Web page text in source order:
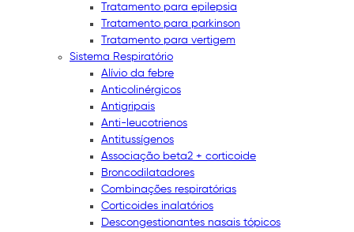
Tratamento para epilepsia
Tratamento para parkinson
Tratamento para vertigem
Sistema Respiratório
Alívio da febre
Anticolinérgicos
Antigripais
Anti-leucotrienos
Antitussígenos
Associação beta2 + corticoide
Broncodilatadores
Combinações respiratórias
Corticoides inalatórios
Descongestionantes nasais tópicos